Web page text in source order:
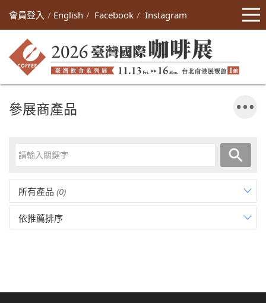
會員登入 English Facebook Instagram
參展商產品
所有產品 (0)
依推薦排序